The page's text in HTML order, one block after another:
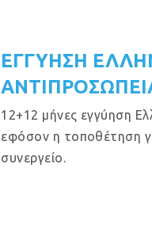
ΕΓΓΥΗΣΗ
12+12 μήνες εγγύηση
εφόσον η τοποθέτηση
συνεργείο.